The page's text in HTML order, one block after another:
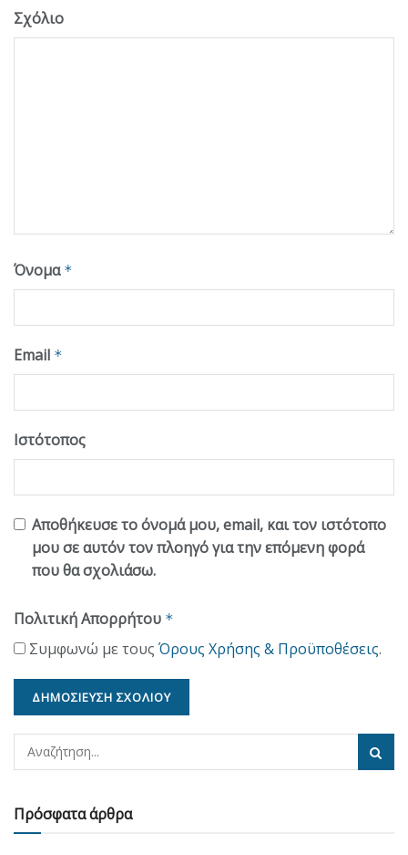
Σχόλιο
Όνομα *
Email *
Ιστότοπος
Αποθήκευσε το όνομά μου, email, και τον ιστότοπο
μου σε αυτόν τον πλοηγό για την επόμενη φορά
που θα σχολιάσω.
Πολιτική Απορρήτου *
Συμφωνώ με τους Όρους Χρήσης & Προϋποθέσεις.
Πρόσφατα άρθρα